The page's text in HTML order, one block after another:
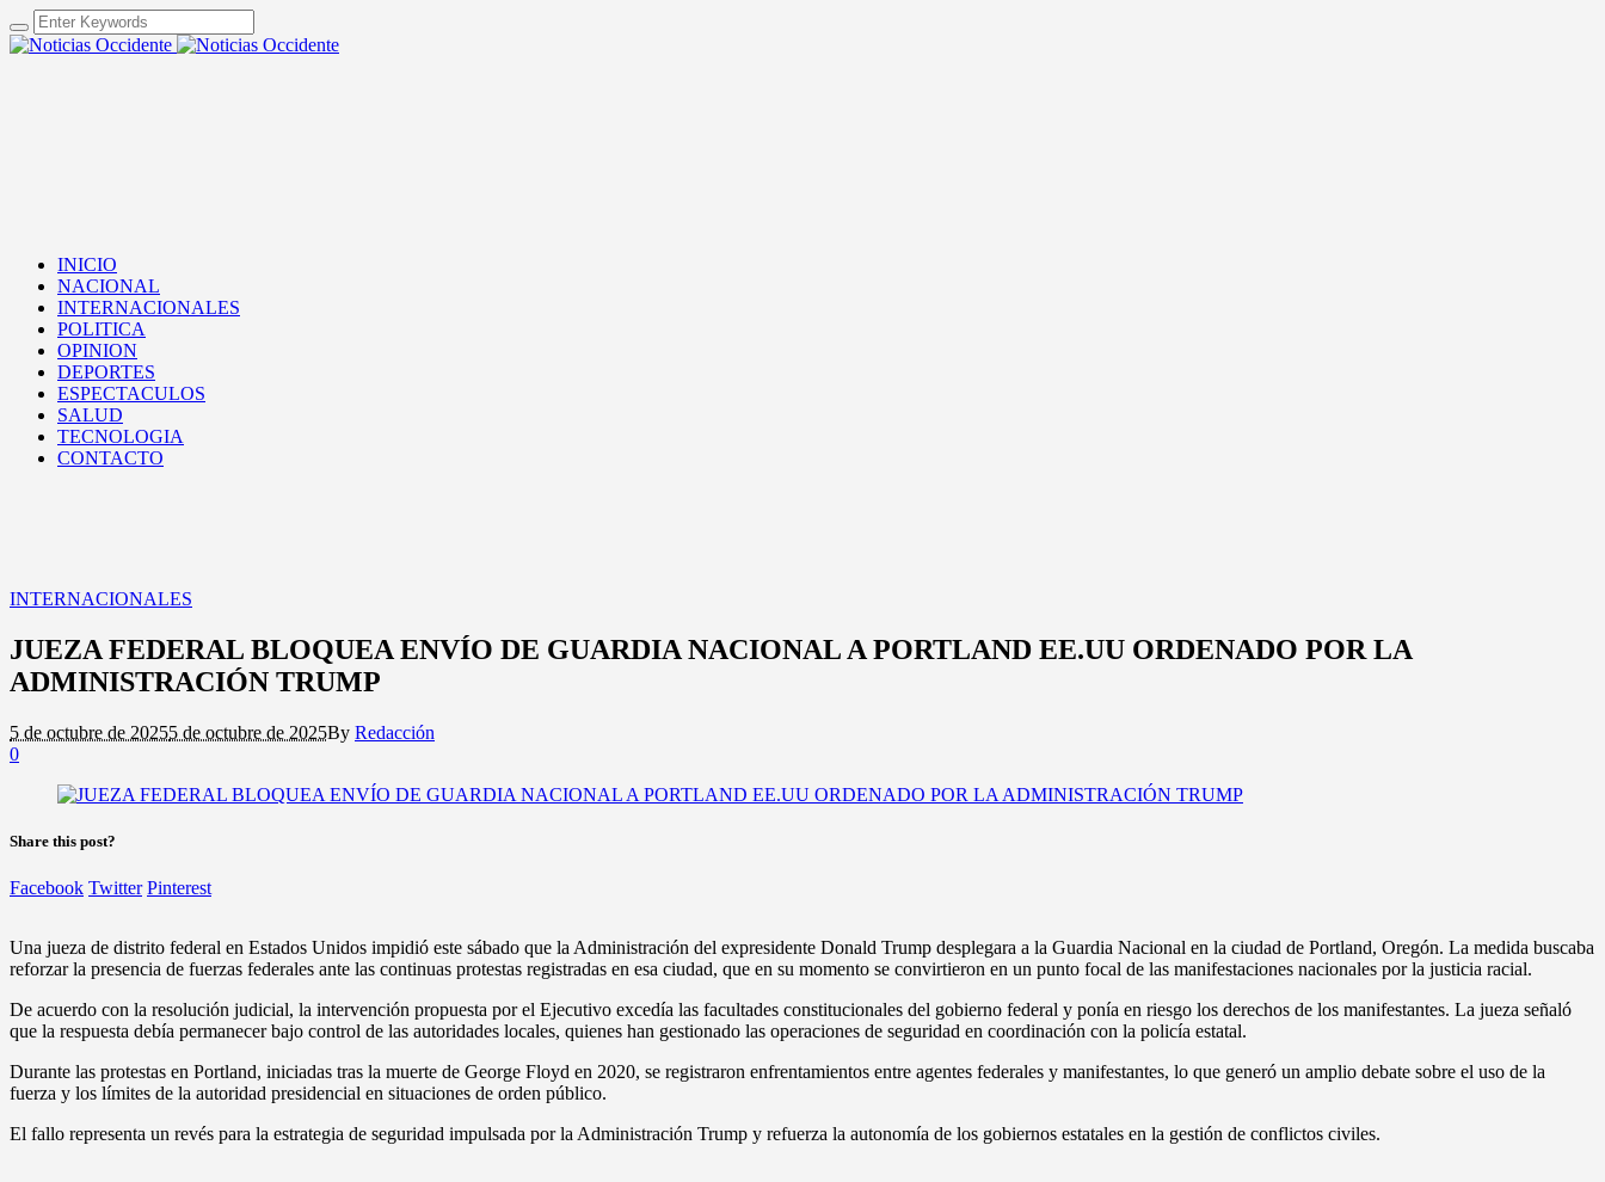
INICIO
NACIONAL
INTERNACIONALES
POLITICA
OPINION
DEPORTES
ESPECTACULOS
SALUD
TECNOLOGIA
CONTACTO
INTERNACIONALES
JUEZA FEDERAL BLOQUEA ENVÍO DE GUARDIA NACIONAL A PORTLAND EE.UU ORDENADO POR LA
ADMINISTRACIÓN TRUMP
5 de octubre de 20255 de octubre de 2025By Redacción
0
Share this post?
Facebook Twitter Pinterest
Una jueza de distrito federal en Estados Unidos impidió este sábado que la Administración del expresidente Donald Trump desplegara a la Guardia Nacional en la ciudad de Portland, Oregón. La medida buscaba
reforzar la presencia de fuerzas federales ante las continuas protestas registradas en esa ciudad, que en su momento se convirtieron en un punto focal de las manifestaciones nacionales por la justicia racial.
De acuerdo con la resolución judicial, la intervención propuesta por el Ejecutivo excedía las facultades constitucionales del gobierno federal y ponía en riesgo los derechos de los manifestantes. La jueza señaló
que la respuesta debía permanecer bajo control de las autoridades locales, quienes han gestionado las operaciones de seguridad en coordinación con la policía estatal.
Durante las protestas en Portland, iniciadas tras la muerte de George Floyd en 2020, se registraron enfrentamientos entre agentes federales y manifestantes, lo que generó un amplio debate sobre el uso de la
fuerza y los límites de la autoridad presidencial en situaciones de orden público.
El fallo representa un revés para la estrategia de seguridad impulsada por la Administración Trump y refuerza la autonomía de los gobiernos estatales en la gestión de conflictos civiles.